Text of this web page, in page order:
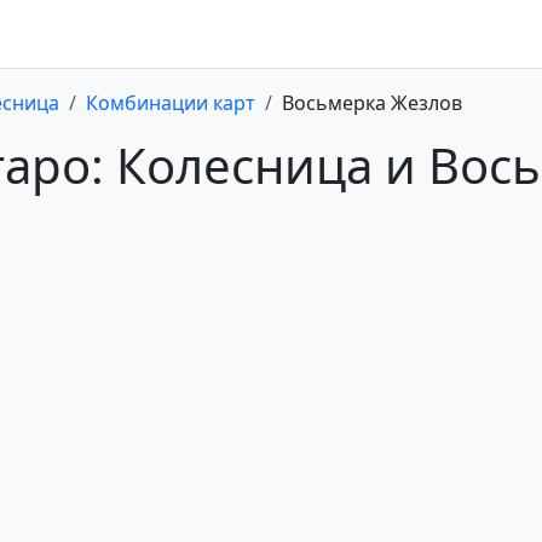
Комбинации карт Восьмерка Жезлов
Колесница и